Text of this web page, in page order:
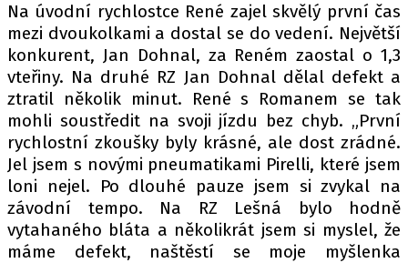
Máte příběh, fotku nebo video?
Pošlete e-mail na autoroad.cz
ETICKÝ KODEX
KONTAKT
VYDAVATEL
INZERCE
OSOBNÍ ÚDAJE / COOKIES
Na úvodní rychlostce René zajel skvělý první čas
mezi dvoukolkami a dostal se do vedení. Největší
konkurent, Jan Dohnal, za Reném zaostal o 1,3
vteřiny. Na druhé RZ Jan Dohnal dělal defekt a
ztratil několik minut. René s Romanem se tak
mohli soustředit na svoji jízdu bez chyb. „První
rychlostní zkoušky byly krásné, ale dost zrádné.
Jel jsem s novými pneumatikami Pirelli, které jsem
loni nejel. Po dlouhé pauze jsem si zvykal na
závodní tempo. Na RZ Lešná bylo hodně
vytahaného bláta a několikrát jsem si myslel, že
máme defekt, naštěstí se moje myšlenka